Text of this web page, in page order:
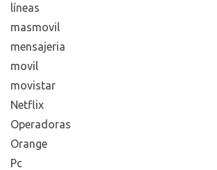
líneas
masmovil
mensajeria
movil
movistar
Netflix
Operadoras
Orange
Pc